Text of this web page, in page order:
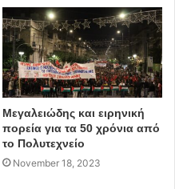
Μεγαλειώδης και ειρηνική
πορεία για τα 50 χρόνια από
το Πολυτεχνείο
November 18, 2023